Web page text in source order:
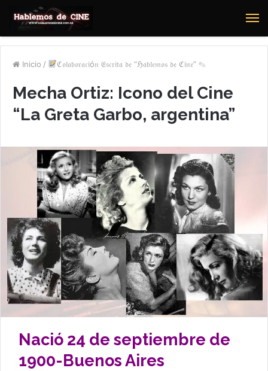
Inicio / ℭ𝔬𝔩𝔞𝔟𝔬𝔯𝔞𝔠𝔦ó𝔫 𝔈𝔰𝔠𝔯𝔦𝔱𝔞 𝔡𝔢 “ℌ𝔞𝔟𝔩𝔢𝔪𝔬𝔰 𝔡𝔢 ℭ𝔦𝔫𝔢” ✎
Mecha Ortiz: Icono del Cine
“La Greta Garbo, argentina”
Nació 24 de septiembre de
1900-Buenos Aires